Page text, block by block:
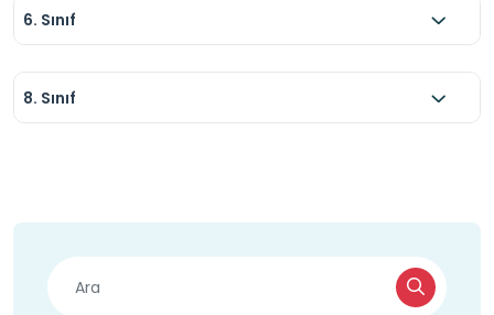
6. Sınıf
8. Sınıf